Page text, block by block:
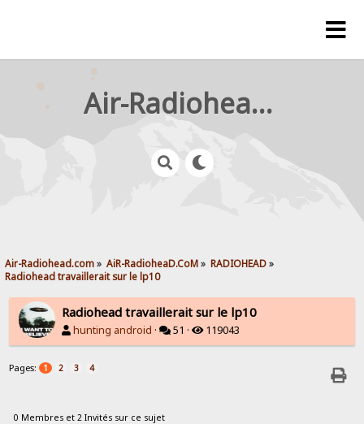
Air-Radiohead.com
Air-Radiohead.com» AiR-RadioheaD.CoM» RADIOHEAD»
Radiohead travaillerait sur le lp10
Radiohead travaillerait sur le lp10
hunting android · 51 · 119043
Pages: 1 2 3 4
0 Membres et 2 Invités sur ce sujet